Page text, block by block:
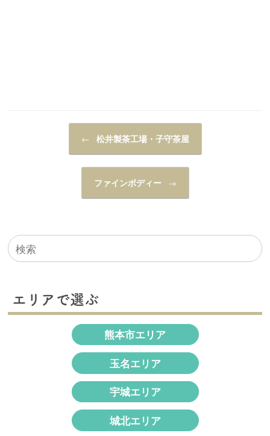
← 松井製茶工場・子守茶屋
ファインボディー →
検
索
エリアで選ぶ
熊本市エリア
玉名エリア
宇城エリア
城北エリア